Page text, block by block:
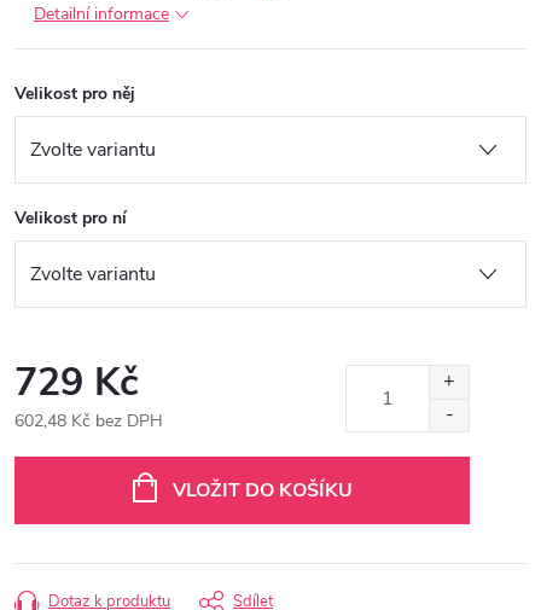
Detailní informace
Velikost pro něj
Velikost pro ní
729 Kč
602,48 Kč bez DPH
VLOŽIT DO KOŠÍKU
Dotaz k produktu Sdílet